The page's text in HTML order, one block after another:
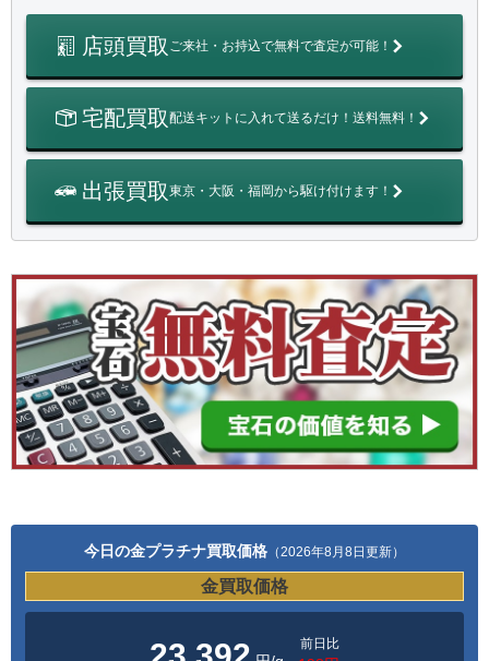
店頭買取 ご来社・お持込で無料で査定が可能！
宅配買取配送キットに入れて送るだけ！送料無料！
出張買取東京・大阪・福岡から駆け付けます！
今日の金プラチナ買取価格 （2026年8月8日更新）
金買取価格
前日比